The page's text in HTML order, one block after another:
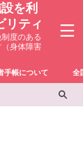
を利
リティ
度のある
身体障害
手帳について 全